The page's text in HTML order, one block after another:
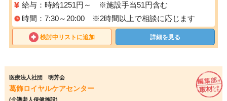
給与：時給1251円～ ※施設手当51円含む
時間：7:30～20:00 ※2時間以上で相談に応じます
検討中リストに追加 詳細を見る
医療法人社団 明芳会
葛飾ロイヤルケアセンター
(介護老人保健施設)